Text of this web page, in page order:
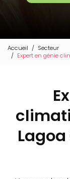
Accueil
Secteur
Expert en génie